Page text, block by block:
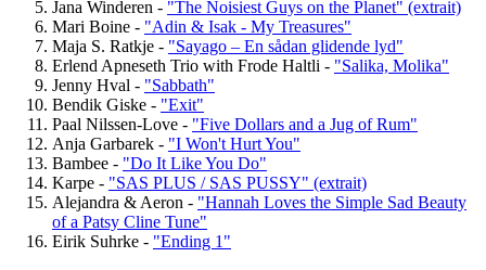
Jana Winderen - "The Noisiest Guys on the Planet" (extrait)
Mari Boine - "Adin & Isak - My Treasures"
Maja S. Ratkje - "Sayago – En sådan glidende lyd"
Erlend Apneseth Trio with Frode Haltli - "Salika, Molika"
Jenny Hval - "Sabbath"
Bendik Giske - "Exit"
Paal Nilssen-Love - "Five Dollars and a Jug of Rum"
Anja Garbarek - "I Won't Hurt You"
Bambee - "Do It Like You Do"
Karpe - "SAS PLUS / SAS PUSSY" (extrait)
Alejandra & Aeron - "Hannah Loves the Simple Sad Beauty
of a Patsy Cline Tune"
Eirik Suhrke - "Ending 1"